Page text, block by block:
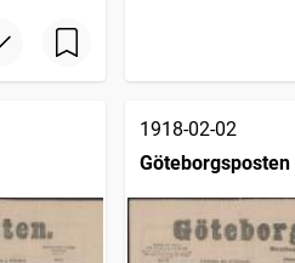
1918-02-02
Göteborgsposten